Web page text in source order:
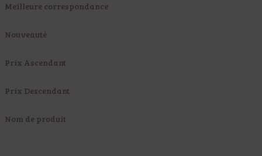
Meilleure correspondance
Nouveauté
Prix Ascendant
Prix Descendant
Nom de produit